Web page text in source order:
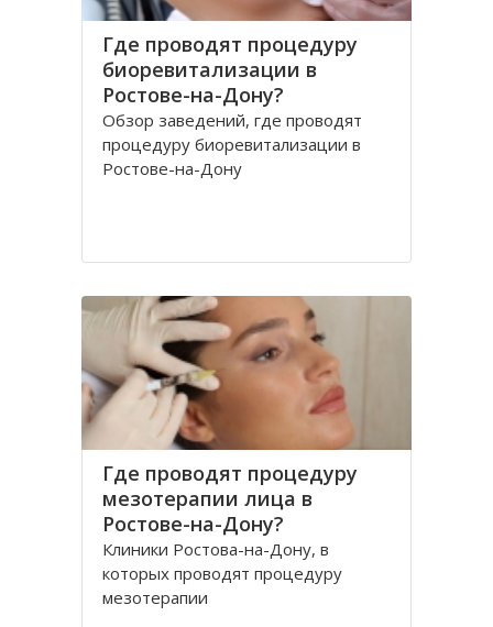
Где проводят процедуру
биоревитализации в
Ростове-на-Дону?
Обзор заведений, где проводят
процедуру биоревитализации в
Ростове-на-Дону
Где проводят процедуру
мезотерапии лица в
Ростове-на-Дону?
Клиники Ростова-на-Дону, в
которых проводят процедуру
мезотерапии